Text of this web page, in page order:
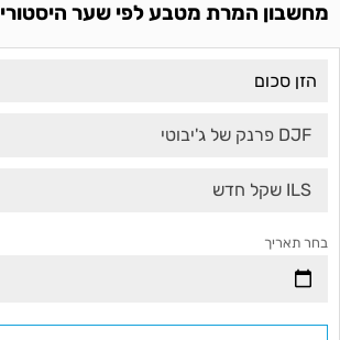
מחשבון המרת מטבע לפי שער היסטורי
DJF פרנק של ג'יבוטי
ILS שקל חדש
בחר תאריך